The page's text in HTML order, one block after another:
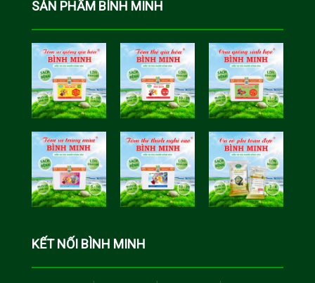
SẢN PHẨM BÌNH MINH
Hóa Bình
Minh
Học Bình
Minh
KẾT NỐI BÌNH MINH